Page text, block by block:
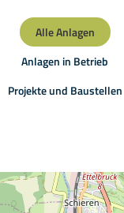
Alle Anlagen
Anlagen in Betrieb
Projekte und Baustellen